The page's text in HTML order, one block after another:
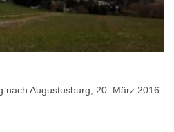
nach Augustusburg, 20. März 2016